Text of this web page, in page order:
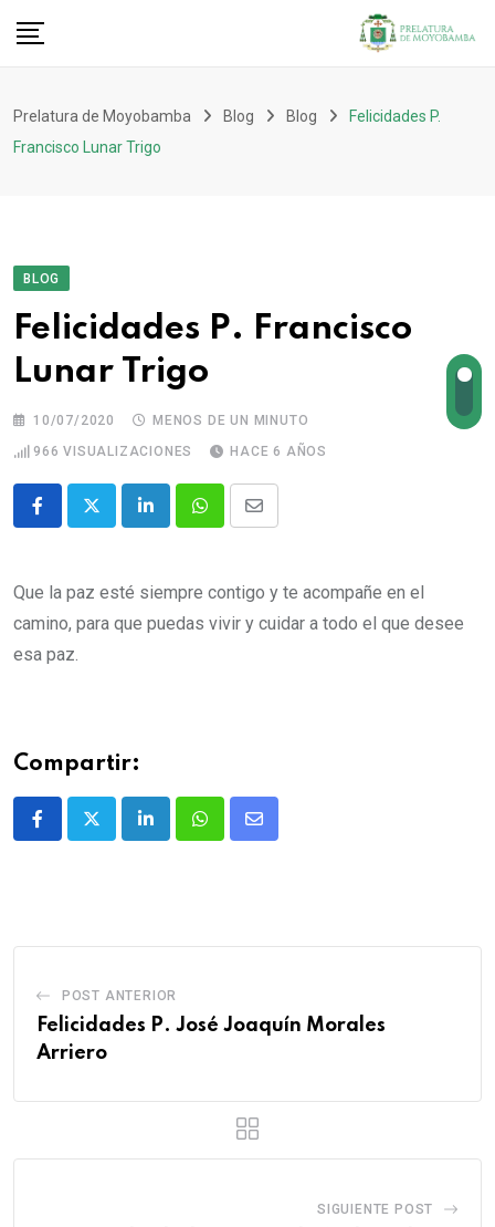
Prelatura de Moyobamba Blog Blog
Felicidades P.
Francisco Lunar Trigo
BLOG
Felicidades P. Francisco
Lunar Trigo
10/07/2020
MENOS DE UN MINUTO
966 VISUALIZACIONES HACE 6 AÑOS
Que la paz esté siempre contigo y te acompañe en el
camino, para que puedas vivir y cuidar a todo el que desee
esa paz.
Compartir:
POST ANTERIOR
Felicidades P. José Joaquín Morales
Arriero
SIGUIENTE POST